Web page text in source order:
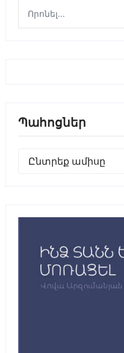
Պահոցներ